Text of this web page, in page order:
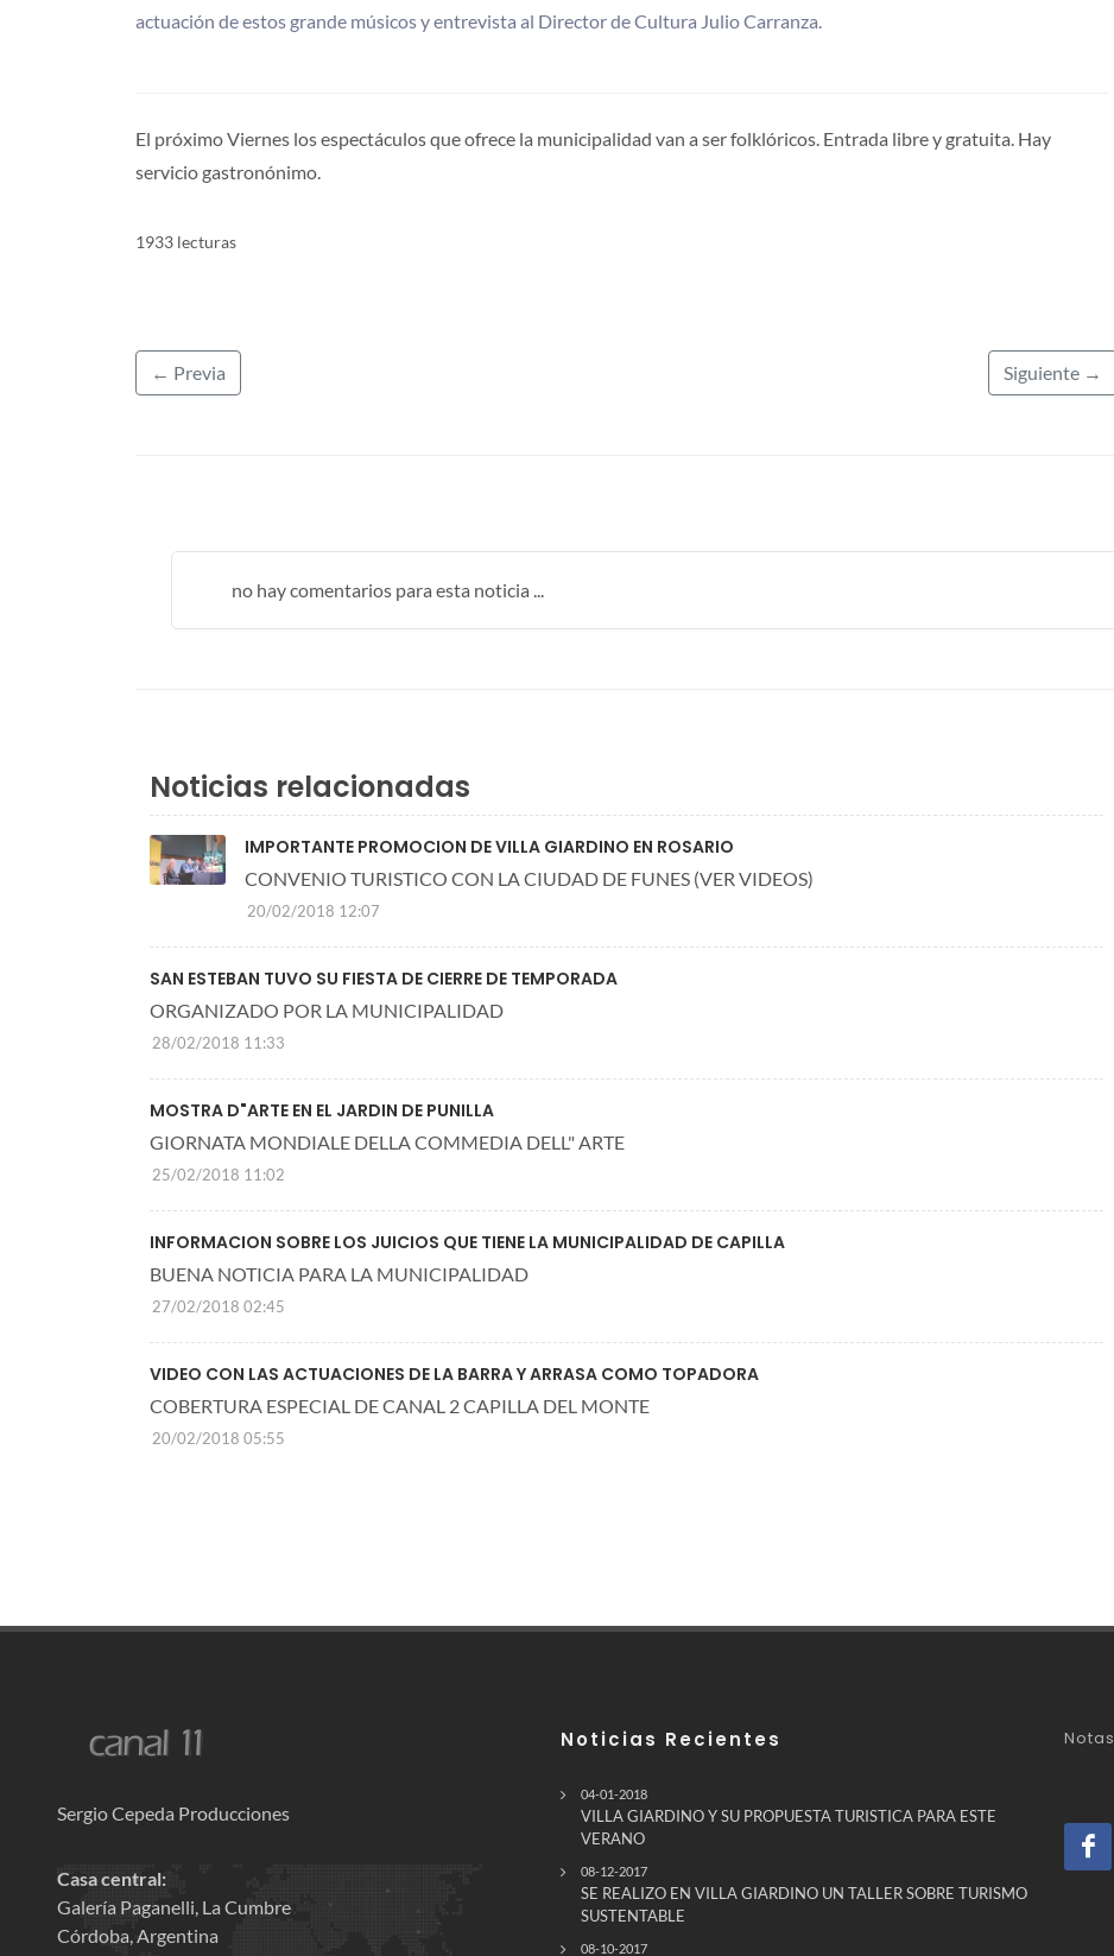
actuación de estos grande músicos y entrevista al Director de Cultura Julio Carranza.
El próximo Viernes los espectáculos que ofrece la municipalidad van a ser folklóricos. Entrada libre y gratuita. Hay
servicio gastronónimo.
1933 lecturas
← Previa Siguiente →
no hay comentarios para esta noticia ...
Noticias relacionadas
IMPORTANTE PROMOCION DE VILLA GIARDINO EN ROSARIO
CONVENIO TURISTICO CON LA CIUDAD DE FUNES (VER VIDEOS)
20/02/2018 12:07
SAN ESTEBAN TUVO SU FIESTA DE CIERRE DE TEMPORADA
ORGANIZADO POR LA MUNICIPALIDAD
28/02/2018 11:33
MOSTRA D"ARTE EN EL JARDIN DE PUNILLA
GIORNATA MONDIALE DELLA COMMEDIA DELL" ARTE
25/02/2018 11:02
INFORMACION SOBRE LOS JUICIOS QUE TIENE LA MUNICIPALIDAD DE CAPILLA
BUENA NOTICIA PARA LA MUNICIPALIDAD
27/02/2018 02:45
VIDEO CON LAS ACTUACIONES DE LA BARRA Y ARRASA COMO TOPADORA
COBERTURA ESPECIAL DE CANAL 2 CAPILLA DEL MONTE
20/02/2018 05:55
Sergio Cepeda Producciones
Casa central:
Galería Paganelli, La Cumbre
Córdoba, Argentina
Noticias Recientes
04-01-2018
VILLA GIARDINO Y SU PROPUESTA TURISTICA PARA ESTE
VERANO
08-12-2017
SE REALIZO EN VILLA GIARDINO UN TALLER SOBRE TURISMO
SUSTENTABLE
08-10-2017
Notas